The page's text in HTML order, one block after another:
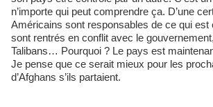
n’importe qui peut comprendre ça. D’une
Américains sont responsables de ce qui est
sont rentrés en conflit avec le
Talibans… Pourquoi ? Le pays est
Je pense que ce serait mieux pour les
d’Afghans s’ils partaient.